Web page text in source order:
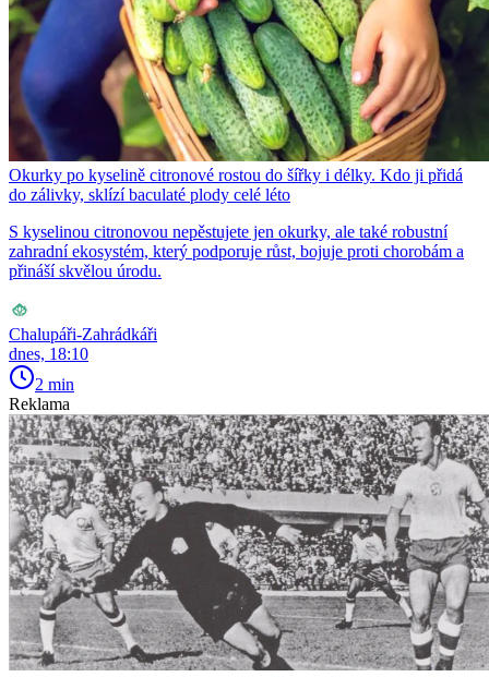
Okurky po kyselině citronové rostou do šířky i délky. Kdo ji přidá
do zálivky, sklízí baculaté plody celé léto
S kyselinou citronovou nepěstujete jen okurky, ale také robustní
zahradní ekosystém, který podporuje růst, bojuje proti chorobám a
přináší skvělou úrodu.
Chalupáři-Zahrádkáři
dnes, 18:10
2 min
Reklama